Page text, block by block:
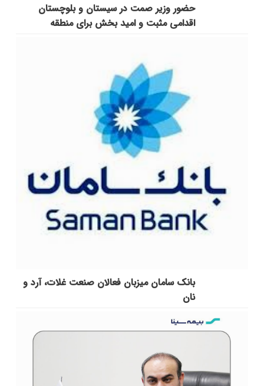
حضور وزیر صمت در سیستان و بلوچستان
اقدامی مثبت و امید بخش برای منطقه
بانک سامان میزبان فعالان صنعت غلات، آرد و
نان